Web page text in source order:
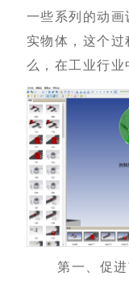
一些系列的动
实物体，这个
么，在工业行
第一、促进